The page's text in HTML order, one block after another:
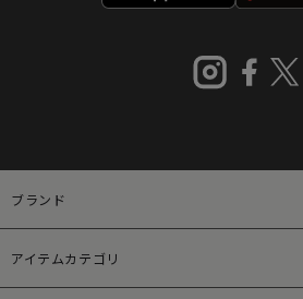
ブランド
アイテムカテゴリ